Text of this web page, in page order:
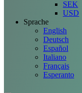
SEK
USD
Sprache
English
Deutsch
Español
Italiano
Français
Esperanto